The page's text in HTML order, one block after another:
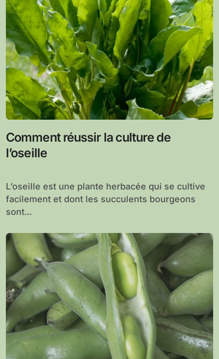
Comment réussir la culture de
l’oseille
L’oseille est une plante herbacée qui se cultive
facilement et dont les succulents bourgeons
sont...